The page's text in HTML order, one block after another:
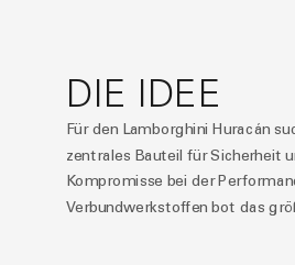
DIE IDEE
Für den Lamborghini Huracán
zentrales Bauteil für Sicherheit
Kompromisse bei der
Verbundwerkstoffen bot das